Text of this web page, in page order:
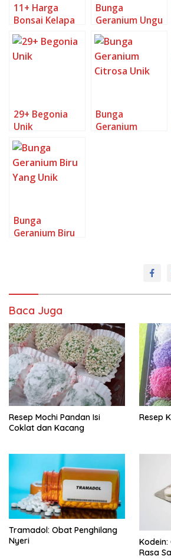
11+ Harga
Bonsai Kelapa
Juara Kontes
Wow……!!!
Bunga
Geranium Ungu
Unik
29+ Begonia
Unik
Bunga
Geranium
Bunga
Geranium Biru
Baca Juga
Resep Mochi Pandan Isi
Coklat dan Kacang
Resep
Tramadol: Obat Penghilang
Nyeri
Kodein:
Rasa